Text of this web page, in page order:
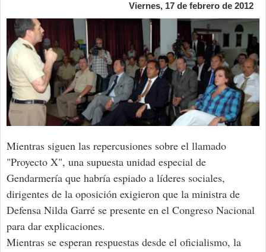
Viernes, 17 de febrero de 2012
Mientras siguen las repercusiones sobre el llamado
"Proyecto X", una supuesta unidad especial de
Gendarmería que habría espiado a líderes sociales,
dirigentes de la oposición exigieron que la ministra de
Defensa Nilda Garré se presente en el Congreso Nacional
para dar explicaciones.
Mientras se esperan respuestas desde el oficialismo, la